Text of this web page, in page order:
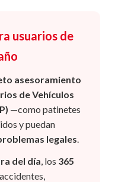
usuarios de
asesoramiento
de Vehículos
—como patinetes
y puedan
legales
del día , los 365